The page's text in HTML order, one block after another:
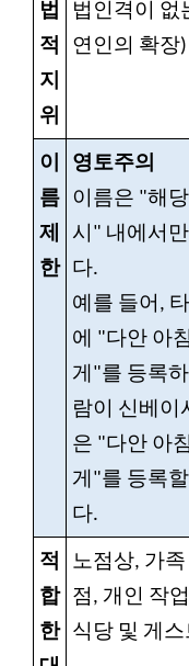
법
적
지
위
법인격이 없
연인의 확장)
이
름
제
한
영토주의
이름은 "해
시" 내에서
다.
예를 들어,
에 "다안 아
게"를 등록
람이 신베이
은 "다안 아
게"를 등록
다.
적
합
한
노점상, 가
점, 개인 작
식당 및 게